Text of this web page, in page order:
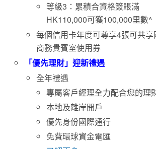
等級3：累積合資格簽賬滿
HK110,000可獲100,000里數^
每個信用卡年度可尊享4張可共享
商務貴賓室使用券
「優先理財」迎新禮遇
全年禮遇
專屬客戶經理全力配合您的理
本地及離岸開戶
優先身份國際通行
免費環球資金電匯